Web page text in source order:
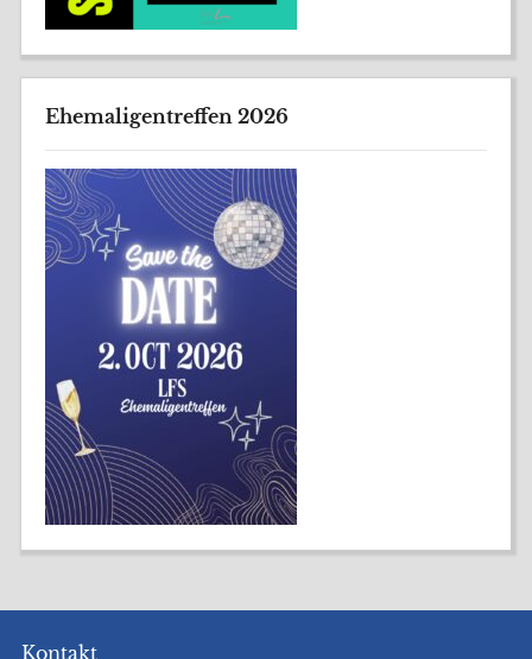
Ehemaligentreffen 2026
Kontakt